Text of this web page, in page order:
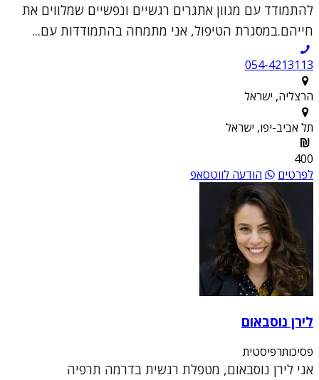
להתמודד עם מגוון אתגרים רגשיים ונפשיים שמלווים את
חייהם.במסגרת הטיפול, אני מתמחה בהתמודדות עם...
054-4213113
הרצליה, ישראל
תל אביב-יפו, ישראל
400
לפרטים
הודעה לווטסאפ
לירן נוסבאום
פסיכותרפיסטית
אני לירן נוסבאום, מטפלת רגשית בדרמה תרפיה